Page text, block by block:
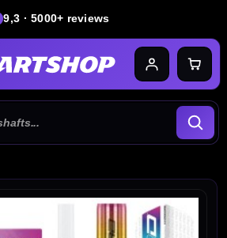
9,3 · 5000+ reviews